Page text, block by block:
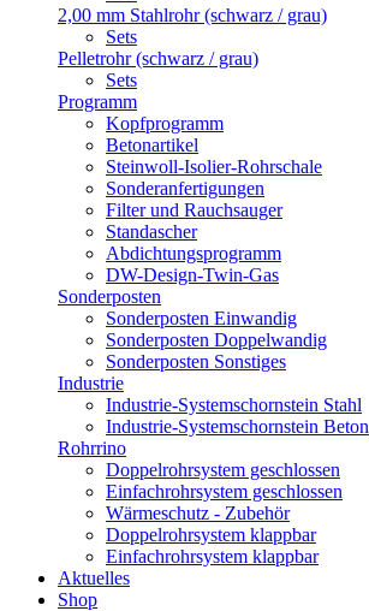
2,00 mm Stahlrohr (schwarz / grau)
Sets
Pelletrohr (schwarz / grau)
Sets
Programm
Kopfprogramm
Betonartikel
Steinwoll-Isolier-Rohrschale
Sonderanfertigungen
Filter und Rauchsauger
Standascher
Abdichtungsprogramm
DW-Design-Twin-Gas
Sonderposten
Sonderposten Einwandig
Sonderposten Doppelwandig
Sonderposten Sonstiges
Industrie
Industrie-Systemschornstein Stahl
Industrie-Systemschornstein Beton
Rohrrino
Doppelrohrsystem geschlossen
Einfachrohrsystem geschlossen
Wärmeschutz - Zubehör
Doppelrohrsystem klappbar
Einfachrohrsystem klappbar
Aktuelles
Shop